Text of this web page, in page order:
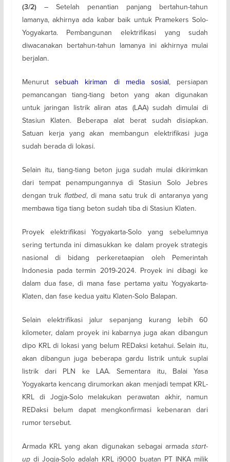
(3/2)– Setelah penantian panjang bertahun-tahun
lamanya, akhirnya ada kabar baik untuk Pramekers Solo-
Yogyakarta. Pembangunan elektrifikasi yang sudah
diwacanakan bertahun-tahun lamanya ini akhirnya mulai
berjalan.
Menurut sebuah kiriman di media sosial, persiapan
pemancangan tiang-tiang beton yang akan digunakan
untuk jaringan listrik aliran atas (LAA) sudah dimulai di
Stasiun Klaten. Beberapa alat berat sudah disiapkan.
Satuan kerja yang akan membangun elektrifikasi juga
sudah berada di lokasi.
Selain itu, tiang-tiang beton juga sudah mulai dikirimkan
dari tempat penampungannya di Stasiun Solo Jebres
dengan truk flatbed, di mana satu truk di antaranya yang
membawa tiga tiang beton sudah tiba di Stasiun Klaten.
Proyek elektrifikasi Yogyakarta-Solo yang sebelumnya
sering tertunda ini dimasukkan ke dalam proyek strategis
nasional di bidang perkeretaapian oleh Pemerintah
Indonesia pada termin 2019-2024. Proyek ini dibagi ke
dalam dua fase, di mana fase pertama yaitu Yogyakarta-
Klaten, dan fase kedua yaitu Klaten-Solo Balapan.
Selain elektrifikasi jalur sepanjang kurang lebih 60
kilometer, dalam proyek ini kabarnya juga akan dibangun
dipo KRL di lokasi yang belum REDaksi ketahui. Selain itu,
akan dibangun juga beberapa gardu listrik untuk suplai
listrik dari PLN ke LAA. Sementara itu, Balai Yasa
Yogyakarta kencang dirumorkan akan menjadi tempat KRL-
KRL di Jogja-Solo melakukan perawatan akhir, namun
REDaksi belum dapat mengkonfirmasi kebenaran dari
rumor tersebut.
Armada KRL yang akan digunakan sebagai armadastart-
updi Jogja-Solo adalah KRL i9000 buatan PT INKA milik